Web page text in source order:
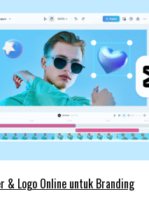
& Logo Online untuk Branding